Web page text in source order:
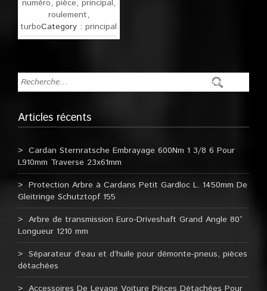
numéro, pièce, principal,
roulement,
turboCategory :principal
Articles récents
Cardan Sternratsche Embrayage 600Nm 1 3/8 6 Pour
L910mm Traverse 23x61mm
Protection Arbre à Cardans Petit Gardloc L. 1450mm De
Gleitringe Schutztopf 155
Arbre de transmission Euro-Driveshaft Grand Angle 80°
Longueur 1210 mm
Séparateur d’eau et d’huile pour démonte-pneus, pièces
détachées
Accessoires De Levage Voiture Pièces Détachées Pour